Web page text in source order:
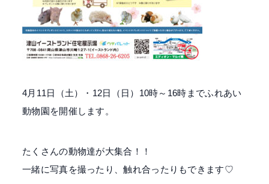
4月11日（土）・12日（日）10時～16時までふれあい
動物園を開催します。
たくさんの動物達が大集合！！
一緒に写真を撮ったり、触れ合ったりもできます♡